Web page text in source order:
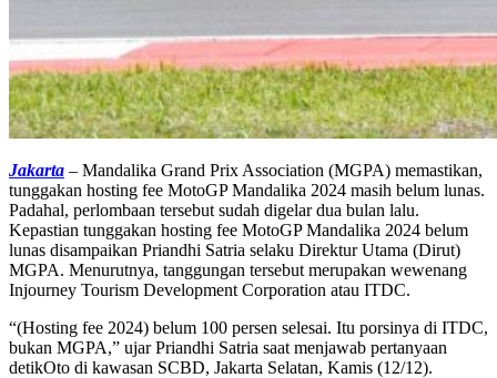
Jakarta – Mandalika Grand Prix Association (MGPA) memastikan,
tunggakan hosting fee MotoGP Mandalika 2024 masih belum lunas.
Padahal, perlombaan tersebut sudah digelar dua bulan lalu.
Kepastian tunggakan hosting fee MotoGP Mandalika 2024 belum
lunas disampaikan Priandhi Satria selaku Direktur Utama (Dirut)
MGPA. Menurutnya, tanggungan tersebut merupakan wewenang
Injourney Tourism Development Corporation atau ITDC.
“(Hosting fee 2024) belum 100 persen selesai. Itu porsinya di ITDC,
bukan MGPA,” ujar Priandhi Satria saat menjawab pertanyaan
detikOto di kawasan SCBD, Jakarta Selatan, Kamis (12/12).